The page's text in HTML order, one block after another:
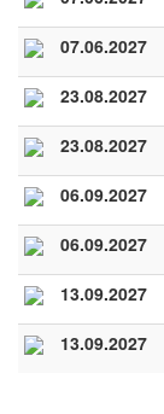
07.06.2027
23.08.2027
23.08.2027
06.09.2027
06.09.2027
13.09.2027
13.09.2027